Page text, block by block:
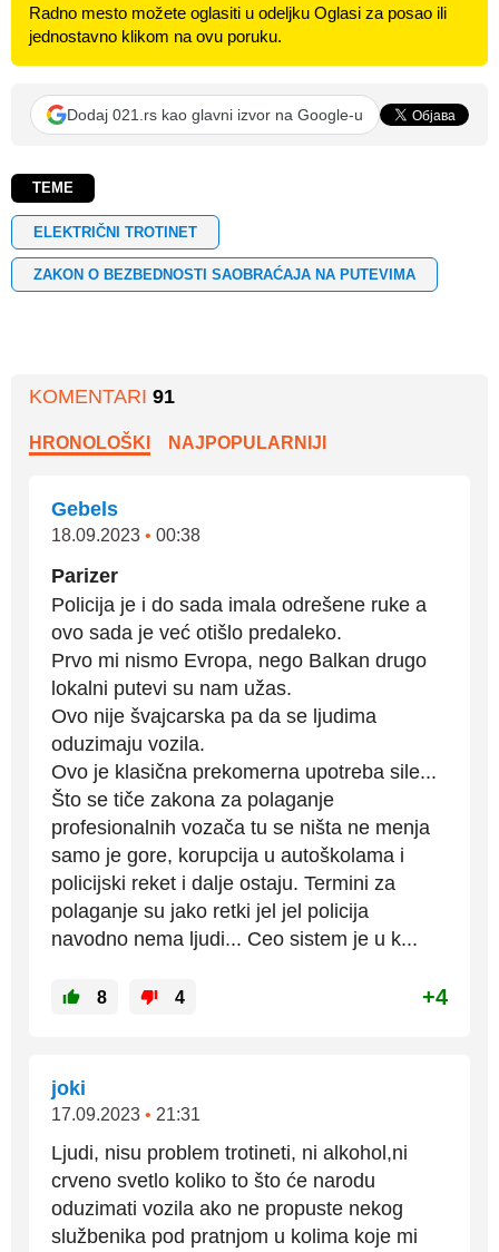
Radno mesto možete oglasiti u odeljku Oglasi za posao ili
jednostavno klikom na ovu poruku.
Dodaj 021.rs kao glavni izvor na Google-u
TEME
ELEKTRIČNI TROTINET
ZAKON O BEZBEDNOSTI SAOBRAĆAJA NA PUTEVIMA
KOMENTARI 91
HRONOLOŠKI NAJPOPULARNIJI
Gebels
18.09.2023 • 00:38
Parizer
Policija je i do sada imala odrešene ruke a
ovo sada je već otišlo predaleko.
Prvo mi nismo Evropa, nego Balkan drugo
lokalni putevi su nam užas.
Ovo nije švajcarska pa da se ljudima
oduzimaju vozila.
Ovo je klasična prekomerna upotreba sile...
Što se tiče zakona za polaganje
profesionalnih vozača tu se ništa ne menja
samo je gore, korupcija u autoškolama i
policijski reket i dalje ostaju. Termini za
polaganje su jako retki jel jel policija
navodno nema ljudi... Ceo sistem je u k...
8 4 +4
joki
17.09.2023 • 21:31
Ljudi, nisu problem trotineti, ni alkohol,ni
crveno svetlo koliko to što će narodu
oduzimati vozila ako ne propuste nekog
službenika pod pratnjom u kolima koje mi